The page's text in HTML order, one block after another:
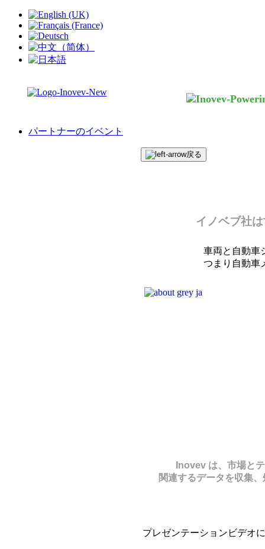
パートナーのイベント
戻る
イノベブ社
車両と自動車
つまり自動車
Inovev は、市場と
関連するデータを収集
プレゼンテーションビデオ